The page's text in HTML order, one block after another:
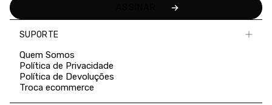
SUPORTE
Quem Somos
Política de Privacidade
Política de Devoluções
Troca ecommerce